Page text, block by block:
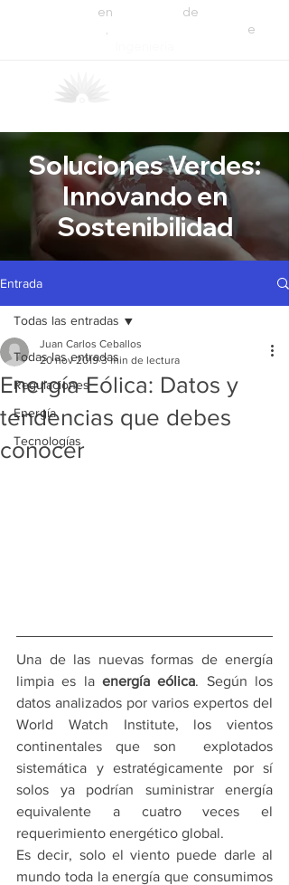
en de
e
Soluciones Verdes:
Innovando en
Sostenibilidad
Entrada
Todas las entradas
Regulaciones
Energía
Tecnologías
Todas las entradas
Energía Eólica: Datos y
tendencias que debes
conocer
Juan Carlos Ceballos
20 nov 2019 3 min de lectura
Una de las nuevas formas de energía
limpia es la energía eólica. Según los
datos analizados por varios expertos del
World Watch Institute, los vientos
continentales que son  explotados
sistemática y estratégicamente por sí
solos ya podrían suministrar energía
equivalente a cuatro veces el
requerimiento energético global.
Es decir, solo el viento puede darle al
mundo toda la energía que consumimos